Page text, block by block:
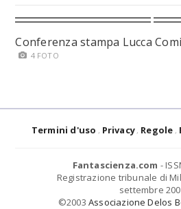
Conferenza stampa Lucca
4 FOTO
Termini d'uso Privacy Regole
Fantascienza.com -
Registrazione tribunale di
settembre
©2003 Associazione Delos